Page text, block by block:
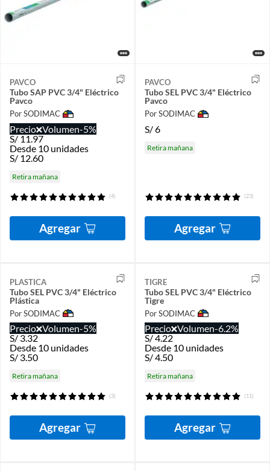
PAVCO
Tubo SAP PVC 3/4" Eléctrico
Pavco
Por SODIMAC
Precio Volumen-5%
S/11.97
Desde 10 unidades
S/ 12.60
Retira mañana
(4)
Agregar
PAVCO
Tubo SEL PVC 3/4" Eléctrico
Pavco
Por SODIMAC
S/6
Retira mañana
(23)
Agregar
PLASTICA
Tubo SEL PVC 3/4" Eléctrico
Plástica
Por SODIMAC
Precio Volumen-5%
S/ 3.32
Desde 10 unidades
S/ 3.50
Retira mañana
(3)
Agregar
TIGRE
Tubo SEL PVC 3/4" Eléctrico
Tigre
Por SODIMAC
Precio Volumen-6.2%
S/4.22
Desde 10 unidades
S/4.50
Retira mañana
(11)
Agregar